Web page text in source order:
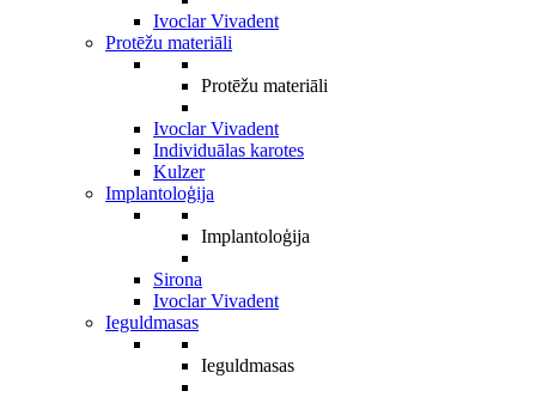
Ivoclar Vivadent
Protēžu materiāli
Protēžu materiāli
Ivoclar Vivadent
Individuālas karotes
Kulzer
Implantoloģija
Implantoloģija
Sirona
Ivoclar Vivadent
Ieguldmasas
Ieguldmasas